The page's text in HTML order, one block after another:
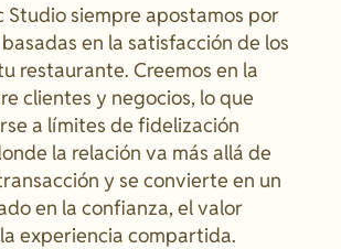
Studio siempre apostamos por
en la satisfacción de los
restaurante. Creemos en la
clientes y negocios, lo que
a límites de fidelización
la relación va más allá de
y se convierte en un
en la confianza, el valor
experiencia compartida.